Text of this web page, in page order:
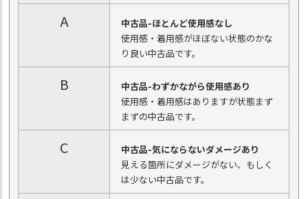
A
中古品-ほとんど使用感なし
使用感・着用感がほぼない状態のかな
り良い中古品です。
B
中古品-わずかながら使用感あり
使用感・着用感はありますが状態まず
まずの中古品です。
C
中古品-気にならないダメージあり
見える箇所にダメージがない、もしく
は少ない中古品です。